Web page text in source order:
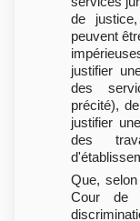
de
peuvent
justifier
des
précité),
justifier
des
Que,
Cour de